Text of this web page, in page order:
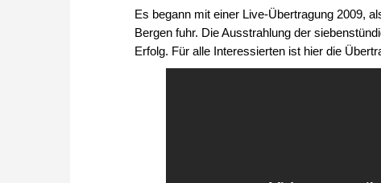
Es begann mit einer Live-Übertragung 2009,
Bergen fuhr. Die Ausstrahlung der
Erfolg. Für alle Interessierten ist hier die